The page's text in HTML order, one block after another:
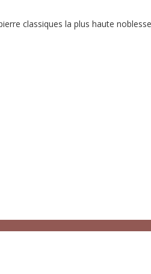
classiques la plus haute